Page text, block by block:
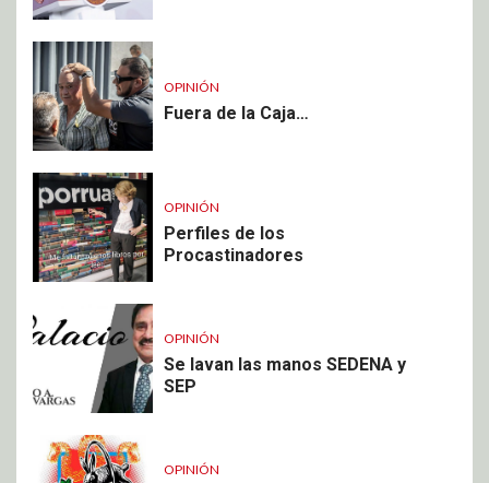
OPINIÓN
Fuera de la Caja…
OPINIÓN
Perfiles de los
Procastinadores
OPINIÓN
Se lavan las manos SEDENA y
SEP
OPINIÓN